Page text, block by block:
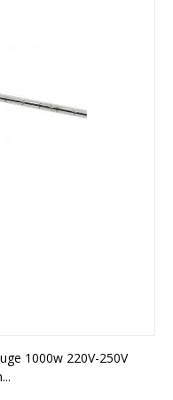
1000w 220V-250V